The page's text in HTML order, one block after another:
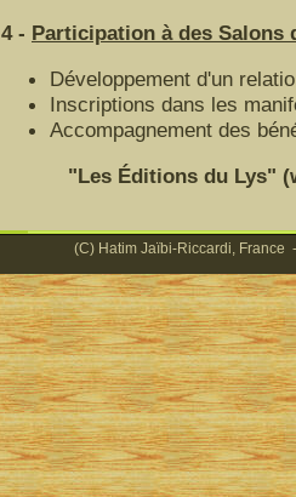
4 - Participation à des Salons
Développement d'un
Inscriptions dans les
Accompagnement des
"Les Éditions du Lys"
(C) Hatim Jaïbi-Riccardi, France